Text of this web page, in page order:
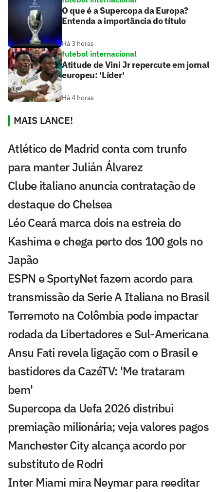
O que é a Supercopa da Europa?
Entenda a importância do título
Há 3 horas
futebol internacional
Atitude de Vini Jr repercute em jornal
europeu: 'Líder'
Há 4 horas
MAIS LANCE!
Atlético de Madrid conta com trunfo
para manter Julián Álvarez
Clube italiano anuncia contratação de
destaque do Chelsea
Léo Ceará marca dois na estreia do
Kashima e chega perto dos 100 gols no
Japão
ESPN e SportyNet fazem acordo para
transmissão da Serie A Italiana no Brasil
Terremoto na Colômbia pode impactar
rodada da Libertadores e Sul-Americana
Ansu Fati revela ligação com o Brasil e
bastidores da CazéTV: 'Me trataram
bem'
Supercopa da Uefa 2026 distribui
premiação milionária; veja valores pagos
Manchester City alcança acordo por
substituto de Rodri
Inter Miami mira Neymar para reeditar